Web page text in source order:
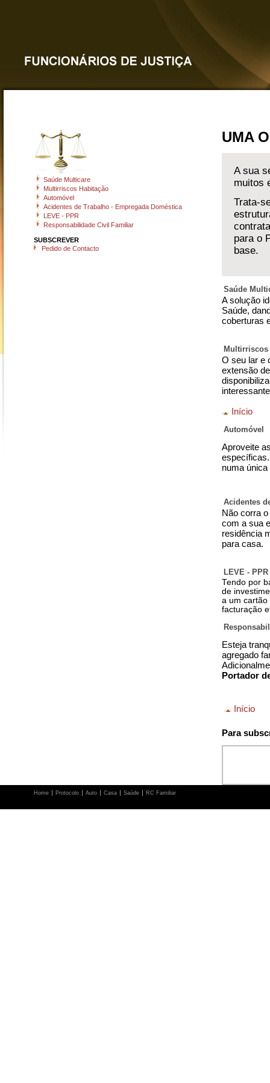
Saúde Multicare
Multirriscos Habitação
Automóvel
Acidentes de Trabalho - Empregada Doméstica
LEVE - PPR
Responsabilidade Civil Familiar
SUBSCREVER
Pedido de Contacto
UMA
A sua
muitos
Trata-
para o
base.
Saúde
A solução
Saúde,
coberturas
Multirriscos
O seu lar e
extensão
Início
Automóvel
Aproveite
numa única
Acidentes
Não corra
com a sua
residência
para casa.
LEVE - PPR
Tendo por
de
a um cartão
facturação
Esteja
agregado
Portador
Início
Para
Home Protocolo Auto Casa Saúde RC Familiar